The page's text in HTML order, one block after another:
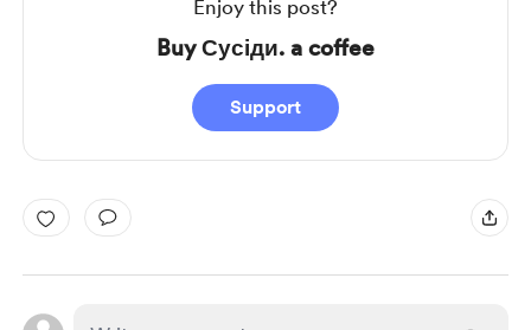
Enjoy this post?
Buy Сусіди. a coffee
Support